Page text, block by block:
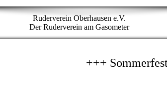
Ruderverein Oberhausen e.V.
Der Ruderverein am Gasometer